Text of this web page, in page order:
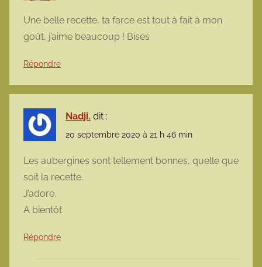
Une belle recette, ta farce est tout à fait à mon
goût, j’aime beaucoup ! Bises
Répondre
Nadji. dit :
20 septembre 2020 à 21 h 46 min
Les aubergines sont tellement bonnes, quelle que
soit la recette.
J’adore.
A bientôt
Répondre